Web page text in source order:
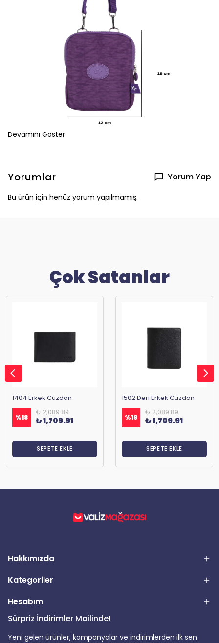
Devamını Göster
Yorumlar Yorum Yap
Bu ürün için henüz yorum yapılmamış.
Çok Satanlar
1404 Erkek Cüzdan
%18
₺ 2,089.89
₺ 1,709.91
SEPETE EKLE
1502 Deri Erkek Cüzdan
%18
₺ 2,089.89
₺ 1,709.91
SEPETE EKLE
Hakkımızda
Kategoriler
Hesabım
Sürpriz İndirimler Mailinde!
Yeni gelen ürünler, kampanyalar ve indirimlerden ilk sen